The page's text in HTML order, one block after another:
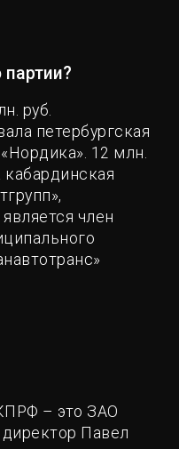
руб.
петербургская
12 млн.
кабардинская
член
– это ЗАО
Павел